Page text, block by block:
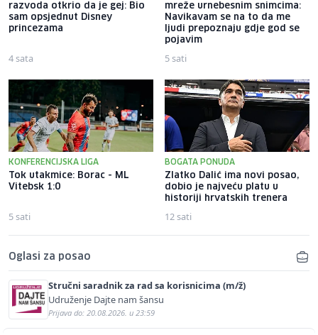
razvoda otkrio da je gej: Bio
sam opsjednut Disney
princezama
4 sata
mreže urnebesnim snimcima:
Navikavam se na to da me
ljudi prepoznaju gdje god se
pojavim
5 sati
KONFERENCIJSKA LIGA
Tok utakmice: Borac - ML
Vitebsk 1:0
5 sati
BOGATA PONUDA
Zlatko Dalić ima novi posao,
dobio je najveću platu u
historiji hrvatskih trenera
12 sati
Oglasi za posao
Stručni saradnik za rad sa korisnicima (m/ž)
Udruženje Dajte nam šansu
Prijava do: 20.08.2026. u 23:59